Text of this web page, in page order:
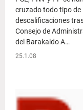
cruzado todo tipo de
descalificaciones
Consejo de
del Barakaldo A…
25.1.08